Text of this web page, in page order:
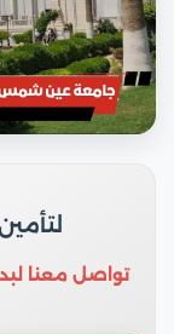
تواصل معنا